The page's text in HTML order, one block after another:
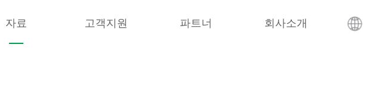
자료 고객지원 파트너 회사소개